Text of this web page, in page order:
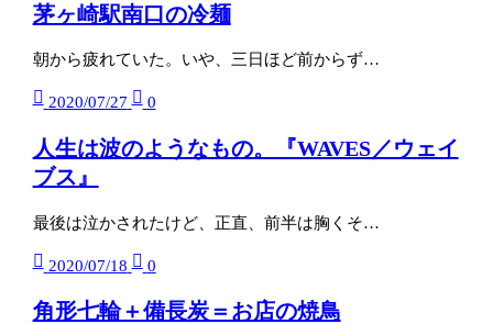
茅ヶ崎駅南口の冷麺
朝から疲れていた。いや、三日ほど前からず…
2020/07/27 0
人生は波のようなもの。『WAVES／ウェイ
ブス』
最後は泣かされたけど、正直、前半は胸くそ…
2020/07/18 0
角形七輪＋備長炭＝お店の焼鳥